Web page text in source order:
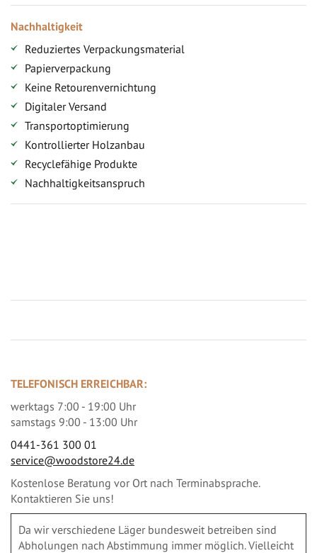
Nachhaltigkeit
Reduziertes Verpackungsmaterial
Papierverpackung
Keine Retourenvernichtung
Digitaler Versand
Transportoptimierung
Kontrollierter Holzanbau
Recyclefähige Produkte
Nachhaltigkeitsanspruch
TELEFONISCH ERREICHBAR:
werktags 7:00 - 19:00 Uhr
samstags 9:00 - 13:00 Uhr
0441-361 300 01
service@woodstore24.de
Kostenlose Beratung vor Ort nach Terminabsprache.
Kontaktieren Sie uns!
Da wir verschiedene Läger bundesweit betreiben sind
Abholungen nach Abstimmung immer möglich. Vielleicht